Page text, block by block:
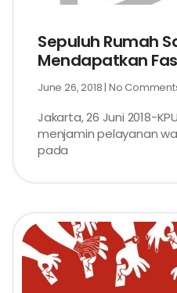
Sepuluh Rumah
Mendapatkan
June 26, 2018 No
Jakarta, 26 Juni 2018-
menjamin pelayanan
pada